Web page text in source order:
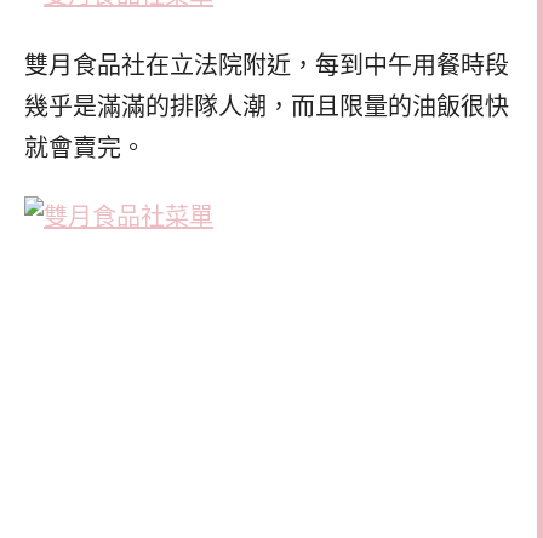
雙月食品社在立法院附近，每到中午用餐時段
幾乎是滿滿的排隊人潮，而且限量的油飯很快
就會賣完。